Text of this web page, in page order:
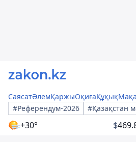
СаясатӘлемҚаржыОқиғаҚұқық
#Референдум-2026
#Қазақстан
+30° $